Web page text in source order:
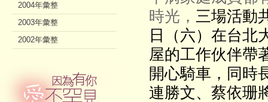
時光， 三場活動
日（六）在台北
屋的工作伙伴帶
開心騎車，同時
連勝文、蔡依珊
2004年彙整
2003年彙整
2002年彙整